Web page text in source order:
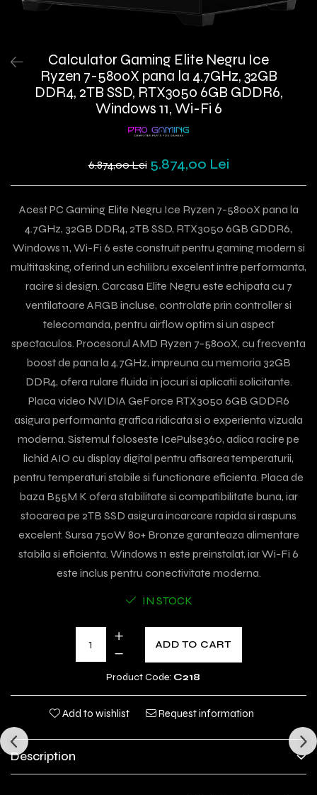
Calculator Gaming Elite Negru Ice
Ryzen 7-5800X pana la 4.7GHz, 32GB
DDR4, 2TB SSD, RTX3050 6GB GDDR6,
Windows 11, Wi-Fi 6
6.874,00 Lei 5.874,00 Lei
Acest PC Gaming Elite Negru Ice Ryzen 7-5800X pana la
4.7GHz, 32GB DDR4, 2TB SSD, RTX3050 6GB GDDR6,
Windows 11, Wi-Fi 6 este construit pentru gaming modern si
multitasking, oferind un echilibru excelent intre performanta,
racire si design. Carcasa Elite Negru este echipata cu 7
ventilatoare ARGB incluse, controlate prin controller si
telecomanda, pentru airflow optim si un aspect
spectaculos. Procesorul AMD Ryzen 7-5800X, cu frecventa
boost de pana la 4.7GHz, impreuna cu memoria 32GB
DDR4, ofera rulare fluida in jocuri si aplicatii solicitante.
Placa video NVIDIA GeForce RTX3050 6GB GDDR6
asigura performanta grafica ridicata si o experienta vizuala
moderna. Sistemul foloseste IcePulse360, adica racire pe
lichid AIO cu display digital pentru afisarea temperaturii,
pentru temperaturi stabile si functionare eficienta. Placa de
baza B55M K ofera stabilitate si compatibilitate buna, iar
stocarea pe 2TB SSD asigura incarcare rapida si raspuns
excelent. Sursa 750W 80+ Bronze garanteaza alimentare
stabila si eficienta. Windows 11 este preinstalat, iar Wi-Fi 6
este inclus pentru conectivitate moderna.
IN STOCK
ADD TO CART
Product Code: C218
Add to wishlist Request information
Description